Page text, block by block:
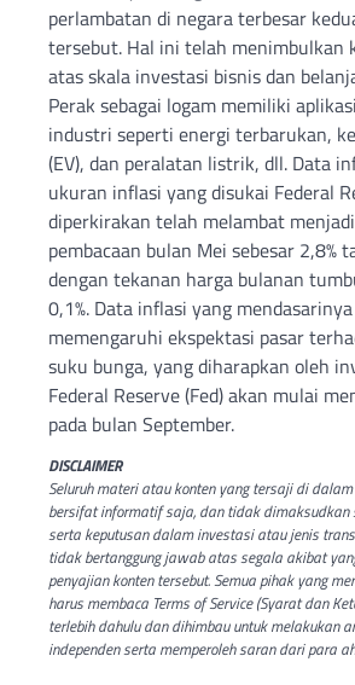
perlambatan di negara terbesar
tersebut. Hal ini telah menimbulkan
atas skala investasi bisnis dan
Perak sebagai logam memiliki
industri seperti energi terbarukan,
(EV), dan peralatan listrik, dll. Data
ukuran inflasi yang disukai Federal
diperkirakan telah melambat
pembacaan bulan Mei sebesar 2,8%
dengan tekanan harga bulanan
0,1%. Data inflasi yang
memengaruhi ekspektasi pasar
suku bunga, yang diharapkan oleh
Federal Reserve (Fed) akan mulai
pada bulan September.
DISCLAIMER
Seluruh materi atau konten yang tersaji di
bersifat informatif saja, dan tidak dimaksudkan
serta keputusan dalam investasi atau jenis
tidak bertanggung jawab atas segala akibat
penyajian konten tersebut. Semua pihak yang
harus membaca Terms of Service (Syarat dan
terlebih dahulu dan dihimbau untuk melakukan
independen serta memperoleh saran dari para